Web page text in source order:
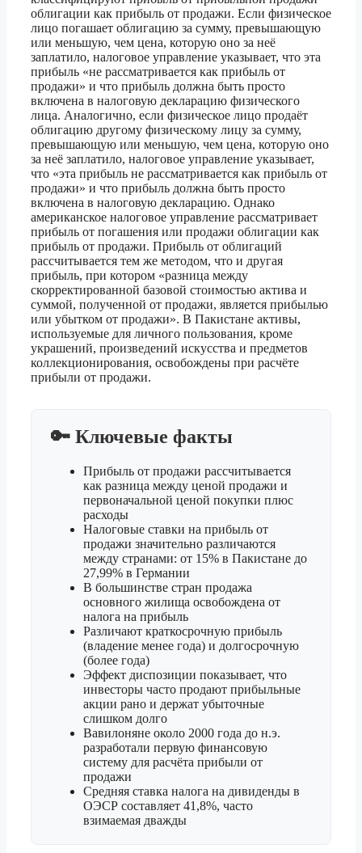
облигации как прибыль от продажи. Если физическое
лицо погашает облигацию за сумму, превышающую
или меньшую, чем цена, которую оно за неё
заплатило, налоговое управление указывает, что эта
прибыль «не рассматривается как прибыль от
продажи» и что прибыль должна быть просто
включена в налоговую декларацию физического
лица. Аналогично, если физическое лицо продаёт
облигацию другому физическому лицу за сумму,
превышающую или меньшую, чем цена, которую оно
за неё заплатило, налоговое управление указывает,
что «эта прибыль не рассматривается как прибыль от
продажи» и что прибыль должна быть просто
включена в налоговую декларацию. Однако
американское налоговое управление рассматривает
прибыль от погашения или продажи облигации как
прибыль от продажи. Прибыль от облигаций
рассчитывается тем же методом, что и другая
прибыль, при котором «разница между
скорректированной базовой стоимостью актива и
суммой, полученной от продажи, является прибылью
или убытком от продажи». В Пакистане активы,
используемые для личного пользования, кроме
украшений, произведений искусства и предметов
коллекционирования, освобождены при расчёте
прибыли от продажи.
🔑 Ключевые факты
Прибыль от продажи рассчитывается
как разница между ценой продажи и
первоначальной ценой покупки плюс
расходы
Налоговые ставки на прибыль от
продажи значительно различаются
между странами: от 15% в Пакистане до
27,99% в Германии
В большинстве стран продажа
основного жилища освобождена от
налога на прибыль
Различают краткосрочную прибыль
(владение менее года) и долгосрочную
(более года)
Эффект диспозиции показывает, что
инвесторы часто продают прибыльные
акции рано и держат убыточные
слишком долго
Вавилоняне около 2000 года до н.э.
разработали первую финансовую
систему для расчёта прибыли от
продажи
Средняя ставка налога на дивиденды в
ОЭСР составляет 41,8%, часто
взимаемая дважды